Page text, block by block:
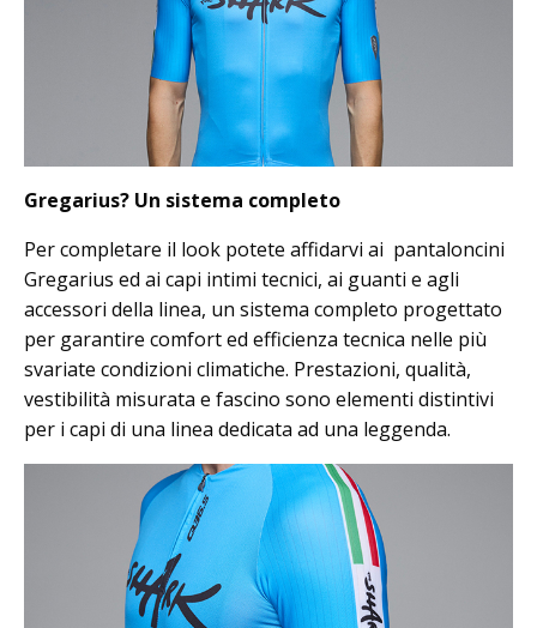
Gregarius? Un sistema completo
Per completare il look potete affidarvi ai pantaloncini
Gregarius ed ai capi intimi tecnici, ai guanti e agli
accessori della linea, un sistema completo progettato
per garantire comfort ed efficienza tecnica nelle più
svariate condizioni climatiche. Prestazioni, qualità,
vestibilità misurata e fascino sono elementi distintivi
per i capi di una linea dedicata ad una leggenda.